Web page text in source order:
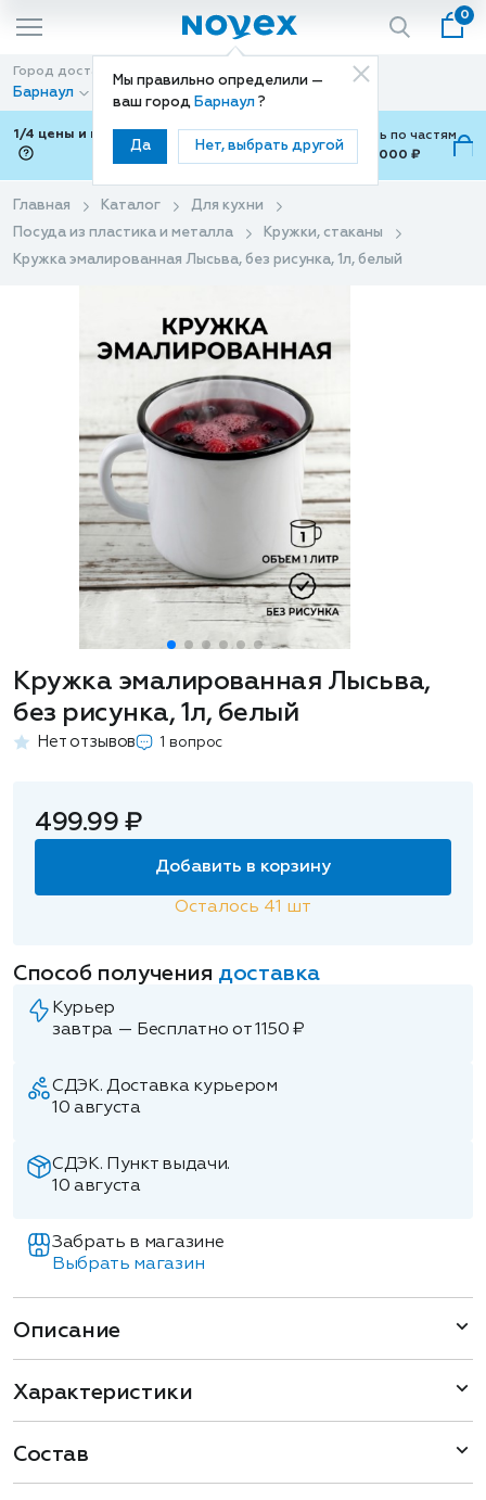
Мы правильно определили —
ваш город Барнаул ?
Да Нет, выбрать другой
0
Город доставки
Барнаул
Способ доставки
Доставка
1/4 цены и покупки ваши с Подели
Можно оплатить по частям
от 700 ₽ до 15,000 ₽
Главная Каталог
Для кухни
Посуда из пластика и металла
Кружки, стаканы
Кружка эмалированная Лысьва, без рисунка, 1л, белый
Кружка эмалированная Лысьва,
без рисунка, 1л, белый
Нет отзывов 1 вопрос
499.99 ₽
Добавить в корзину
Осталось 41 шт
Способ получения доставка
Курьер
завтра — Бесплатно от 1150 ₽
СДЭК. Доставка курьером
10 августа
СДЭК. Пункт выдачи.
10 августа
Забрать в магазине
Выбрать магазин
Описание
Характеристики
Состав